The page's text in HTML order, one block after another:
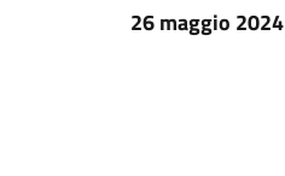
26 maggio 2024